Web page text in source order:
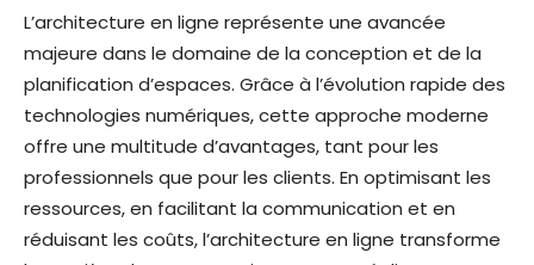
L’architecture en ligne représente une avancée
majeure dans le domaine de la conception et de la
planification d’espaces. Grâce à l’évolution rapide des
technologies numériques, cette approche moderne
offre une multitude d’avantages, tant pour les
professionnels que pour les clients. En optimisant les
ressources, en facilitant la communication et en
réduisant les coûts, l’architecture en ligne transforme